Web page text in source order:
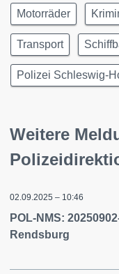
Motorräder
Transport
Polizei Schleswig-
Weitere
02.09.2025 – 10:46
POL-NMS:
Rendsburg